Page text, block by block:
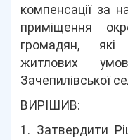
компенсації за
приміщення
громадян, які
житлових
Зачепилівської
ВИРІШИВ:
1. Затвердити